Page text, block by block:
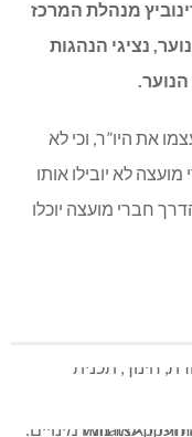
את הרכב “ועדת
אלי רגוזינסקי ואורי